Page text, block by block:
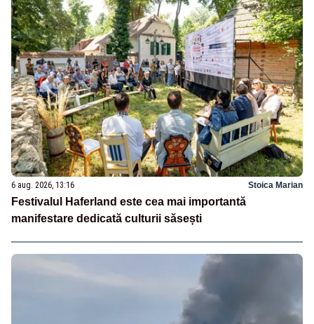
6 aug. 2026, 13:16 Stoica Marian
Festivalul Haferland este cea mai importantă
manifestare dedicată culturii săsești